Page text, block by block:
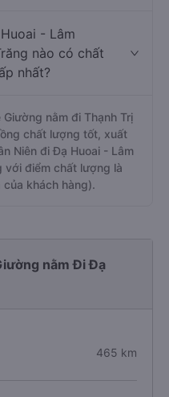
- Lâm
nào có chất
nhất?
nằm đi Thạnh Trị
chất lượng tốt, xuất
Niên đi Đạ Huoai - Lâm
với điểm chất lượng là
khách hàng).
nằm Đi Đạ
465 km